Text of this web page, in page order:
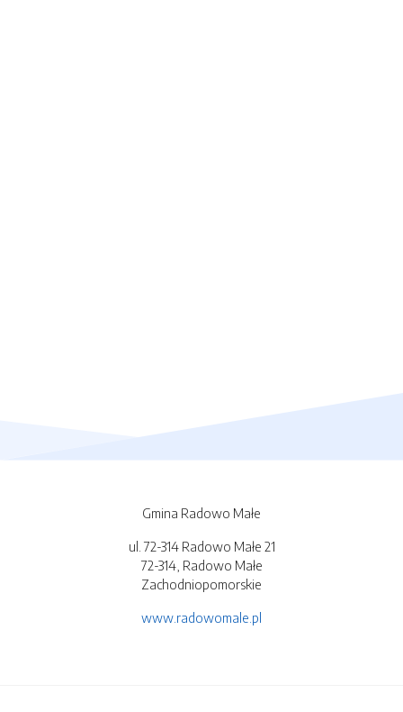
Gmina Radowo Małe
ul. 72-314 Radowo Małe 21
72-314, Radowo Małe
Zachodniopomorskie
www.radowomale.pl